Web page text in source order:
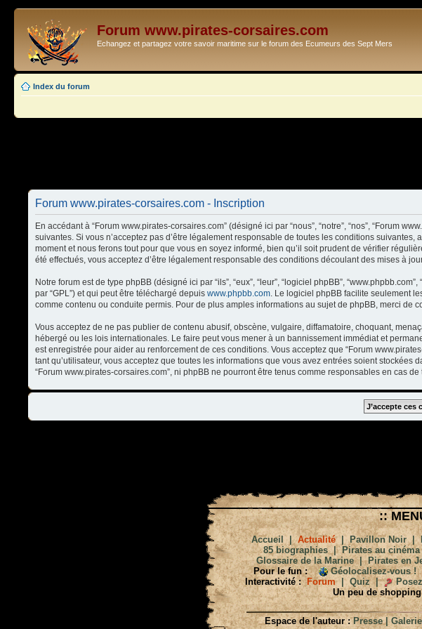
Forum www.pirates-corsaires.com
Echangez et partagez votre savoir maritime sur le forum des Ecumeurs des Sept Mers
Index du forum
Forum www.pirates-corsaires.com - Inscription
En accédant à “Forum www.pirates-corsaires.com” (désigné ici par “nous”, “notre”, “nos”, “Forum
suivantes. Si vous n’acceptez pas d’être légalement responsable de toutes les conditions suivantes,
moment et nous ferons tout pour que vous en soyez informé, bien qu’il soit prudent de vérifier
été effectués, vous acceptez d’être légalement responsable des conditions découlant des mises à
Notre forum est de type phpBB (désigné ici par “ils”, “eux”, “leur”, “logiciel phpBB”,
par “GPL”) et qui peut être téléchargé depuis www.phpbb.com. Le logiciel phpBB facilite seulement
comme contenu ou conduite permis. Pour de plus amples informations au sujet de phpBB, merci de
Vous acceptez de ne pas publier de contenu abusif, obscène, vulgaire, diffamatoire, choquant,
hébergé ou les lois internationales. Le faire peut vous mener à un bannissement immédiat et
est enregistrée pour aider au renforcement de ces conditions. Vous acceptez que “Forum
tant qu’utilisateur, vous acceptez que toutes les informations que vous avez entrées soient
“Forum www.pirates-corsaires.com”, ni phpBB ne pourront être tenus comme responsables en cas
::
Accueil |Actualité|Pavillon Noir|
85 biographies| Pirates au cinéma
Glossaire de la Marine|Pirates en
Pour le fun :
Géolocalisez-vous !
Interactivité : Forum| Quiz|
Un peu de
Espace de l'auteur : Presse|